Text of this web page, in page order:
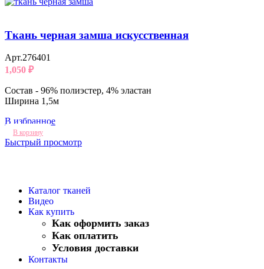
Ткань черная замша искусственная
Арт.276401
1,050 ₽
Состав - 96% полиэстер, 4% эластан
Ширина 1,5м
В избранное
В корзину
Быстрый просмотр
Каталог тканей
Видео
Как купить
Как оформить заказ
Как оплатить
Условия доставки
Контакты